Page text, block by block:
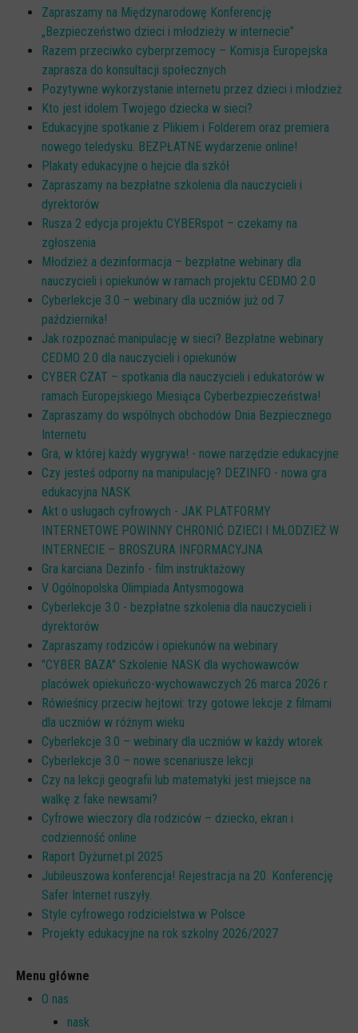
Zapraszamy na Międzynarodowę Konferencję
„Bezpieczeństwo dzieci i młodzieży w internecie”
Razem przeciwko cyberprzemocy – Komisja Europejska
zaprasza do konsultacji społecznych
Pozytywne wykorzystanie internetu przez dzieci i młodzież
Kto jest idolem Twojego dziecka w sieci?
Edukacyjne spotkanie z Plikiem i Folderem oraz premiera
nowego teledysku. BEZPŁATNE wydarzenie online!
Plakaty edukacyjne o hejcie dla szkół
Zapraszamy na bezpłatne szkolenia dla nauczycieli i
dyrektorów
Rusza 2 edycja projektu CYBERspot – czekamy na
zgłoszenia
Młodzież a dezinformacja – bezpłatne webinary dla
nauczycieli i opiekunów w ramach projektu CEDMO 2.0
Cyberlekcje 3.0 – webinary dla uczniów już od 7
października!
Jak rozpoznać manipulację w sieci? Bezpłatne webinary
CEDMO 2.0 dla nauczycieli i opiekunów
CYBER CZAT – spotkania dla nauczycieli i edukatorów w
ramach Europejskiego Miesiąca Cyberbezpieczeństwa!
Zapraszamy do wspólnych obchodów Dnia Bezpiecznego
Internetu
Gra, w której każdy wygrywa! - nowe narzędzie edukacyjne
Czy jesteś odporny na manipulację? DEZINFO - nowa gra
edukacyjna NASK
Akt o usługach cyfrowych - JAK PLATFORMY
INTERNETOWE POWINNY CHRONIĆ DZIECI I MŁODZIEŻ W
INTERNECIE – BROSZURA INFORMACYJNA
Gra karciana Dezinfo - film instruktażowy
V Ogólnopolska Olimpiada Antysmogowa
Cyberlekcje 3.0 - bezpłatne szkolenia dla nauczycieli i
dyrektorów
Zapraszamy rodziców i opiekunów na webinary
"CYBER BAZA" Szkolenie NASK dla wychowawców
placówek opiekuńczo-wychowawczych 26 marca 2026 r.
Rówieśnicy przeciw hejtowi: trzy gotowe lekcje z filmami
dla uczniów w różnym wieku
Cyberlekcje 3.0 – webinary dla uczniów w każdy wtorek
Cyberlekcje 3.0 – nowe scenariusze lekcji
Czy na lekcji geografii lub matematyki jest miejsce na
walkę z fake newsami?
Cyfrowe wieczory dla rodziców – dziecko, ekran i
codzienność online
Raport Dyżurnet.pl 2025
Jubileuszowa konferencja! Rejestracja na 20. Konferencję
Safer Internet ruszyły.
Style cyfrowego rodzicielstwa w Polsce
Projekty edukacyjne na rok szkolny 2026/2027
Menu główne
O nas
nask